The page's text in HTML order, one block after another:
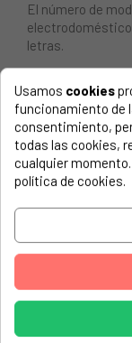
El número de
letras.
BRAZO
WHIRLPOOL,
AIRLUX,
ALGOR,
ALGOR, ADL
AMANA,
AMANA,
AMANA,
Usamos cookies
funcionamiento de
consentimiento,
todas las cookies,
cualquier
política de cookies.